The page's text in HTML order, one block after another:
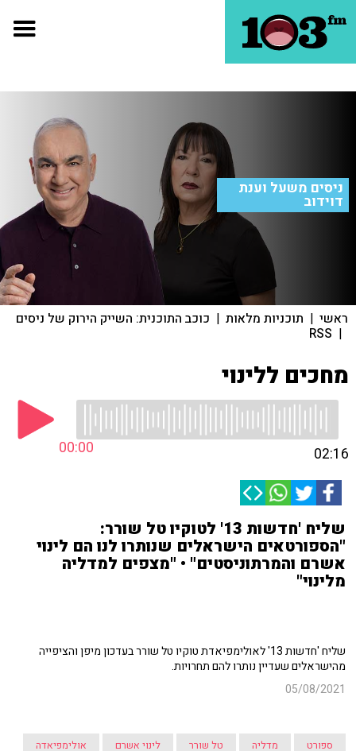
ניסים משעל וענת
דוידוב
ראשי | תוכניות מלאות | כוכב התוכנית: השייק הירוק של ניסים
|
RSS
מחכים ללינוי
00:00 02:16
שליח 'חדשות 13' לטוקיו טל שורר:
"הספורטאים הישראלים שנותרו לנו הם לינוי
אשרם והמרתוניסטים" • "מצפים למדליה
מלינוי"
שליח 'חדשות 13' לאולימפיאדת טוקיו טל שורר בעדכון מיפן והציפייה
מהישראלים שעדיין נותרו להם תחרויות.
05/08/2021
ספורט מדליה טל שורר לינוי אשרם אולימפיאדה